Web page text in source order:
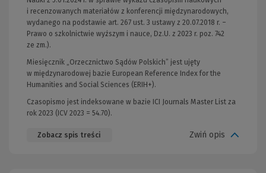
i recenzowanych materiałów z konferencji międzynarodowych,
wydanego na podstawie art. 267 ust. 3 ustawy z 20.07.2018 r. –
Prawo o szkolnictwie wyższym i nauce, Dz.U. z 2023 r. poz. 742
ze zm.).
Miesięcznik „Orzecznictwo Sądów Polskich” jest ujęty
w międzynarodowej bazie European Reference Index for the
Humanities and Social Sciences (ERIH+).
Czasopismo jest indeksowane w bazie ICI Journals Master List za
rok 2023 (ICV 2023 = 54.70).
Zobacz spis treści Zwiń opis